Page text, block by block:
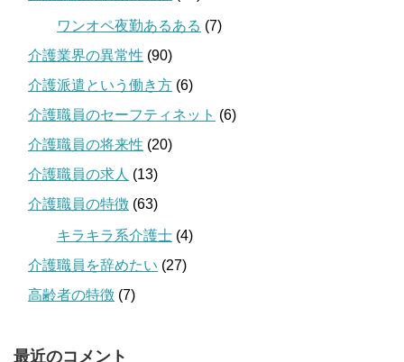
ワンオペ夜勤あるある (7)
介護業界の異常性 (90)
介護派遣という働き方 (6)
介護職員のセーフティネット (6)
介護職員の将来性 (20)
介護職員の求人 (13)
介護職員の特徴 (63)
キラキラ系介護士 (4)
介護職員を辞めたい (27)
高齢者の特徴 (7)
最近のコメント